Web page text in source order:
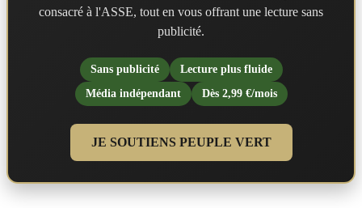
consacré à l'ASSE, tout en vous offrant une lecture sans
publicité.
Sans publicité
Lecture plus fluide
Média indépendant
Dès 2,99 €/mois
JE SOUTIENS PEUPLE VERT